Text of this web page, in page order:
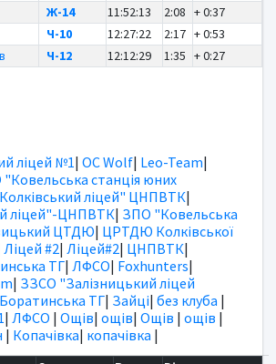
Ж-14 11:52:13 2:08 + 0:37
Ч-10 12:27:22 2:17 + 0:53
Ч-12 12:12:29 1:35 + 0:27
ліцей №1| OC Wolf| Leo-Team|
станція юних
ліцей" ЦНПВТК|
ліцей"-ЦНПВТК| ЗПО "Ковельська
ЦТДЮ| ЦРТДЮ Колківської
Ліцей #2| Ліцей#2| ЦНПВТК|
ТГ| ЛФСО| Foxhunters|
| ЗЗСО "Залізницький ліцей
Боратинська ТГ| Зайці| без клуба |
| ЛФСО | Ощів| ощів| Ощів | ощів |
| Копачівка| копачівка |